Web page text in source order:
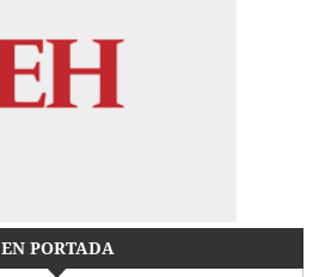
EN PORTADA